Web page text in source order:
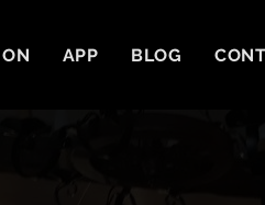
APP BLOG